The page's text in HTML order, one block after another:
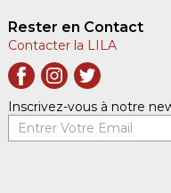
Rester en Contact
Contacter la LILA
Inscrivez-vous à notre
Entrer Votre Email